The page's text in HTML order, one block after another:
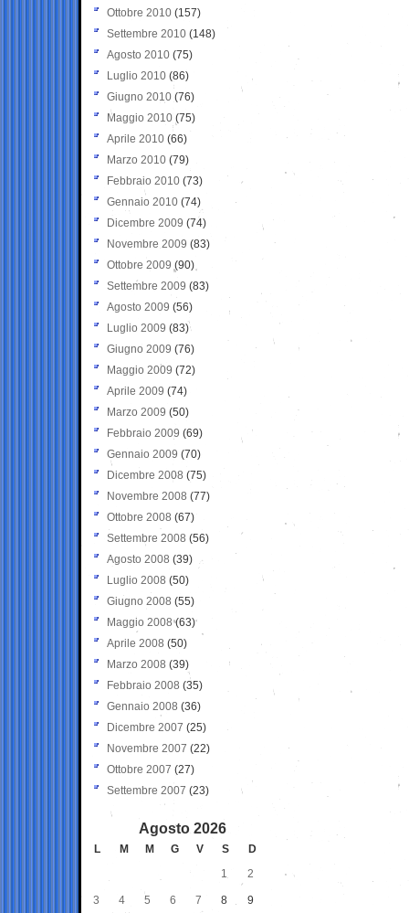
Ottobre 2010 (157)
Settembre 2010 (148)
Agosto 2010 (75)
Luglio 2010 (86)
Giugno 2010 (76)
Maggio 2010 (75)
Aprile 2010 (66)
Marzo 2010 (79)
Febbraio 2010 (73)
Gennaio 2010 (74)
Dicembre 2009 (74)
Novembre 2009 (83)
Ottobre 2009 (90)
Settembre 2009 (83)
Agosto 2009 (56)
Luglio 2009 (83)
Giugno 2009 (76)
Maggio 2009 (72)
Aprile 2009 (74)
Marzo 2009 (50)
Febbraio 2009 (69)
Gennaio 2009 (70)
Dicembre 2008 (75)
Novembre 2008 (77)
Ottobre 2008 (67)
Settembre 2008 (56)
Agosto 2008 (39)
Luglio 2008 (50)
Giugno 2008 (55)
Maggio 2008(63)
Aprile 2008 (50)
Marzo 2008 (39)
Febbraio 2008 (35)
Gennaio 2008 (36)
Dicembre 2007 (25)
Novembre 2007 (22)
Ottobre 2007 (27)
Settembre 2007 (23)
Agosto 2026
L M M G V S
D
1
2
3 4 5 6 7 8 9